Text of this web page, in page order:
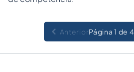
AnteriorPágina 1 de 4